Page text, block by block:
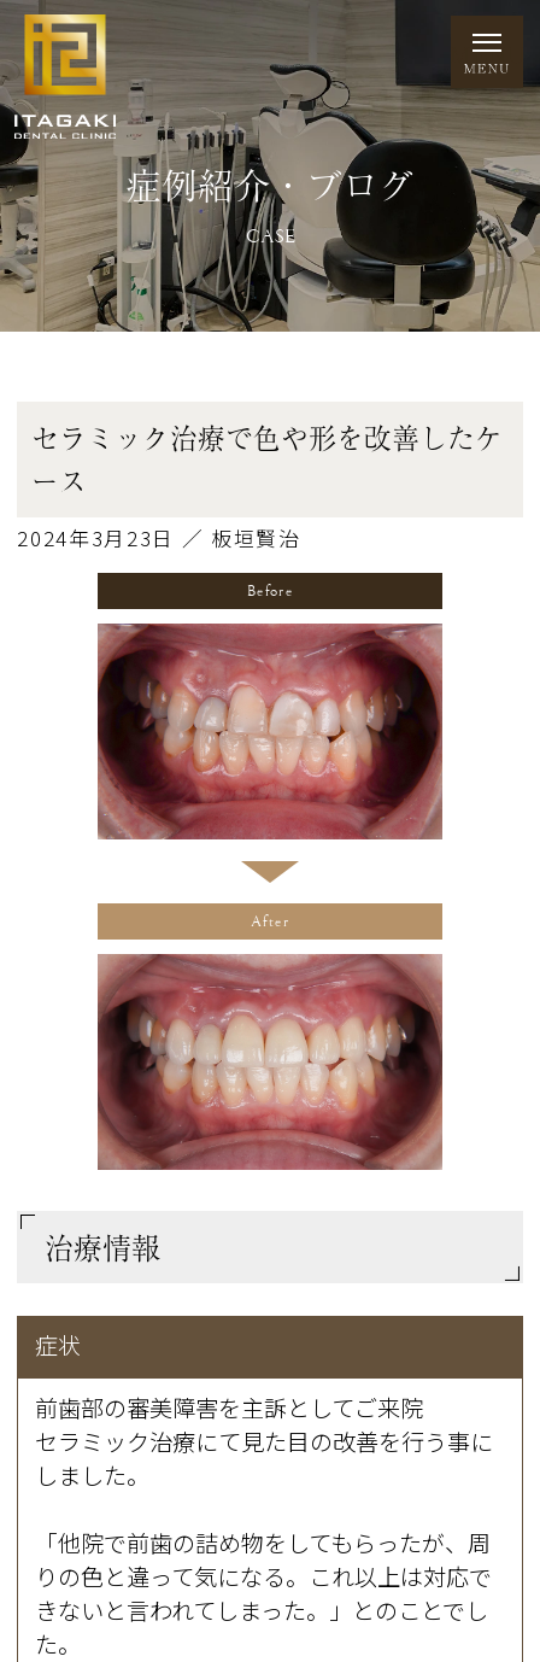
症例紹介・ブログ
CASE
セラミック治療で色や形を改善したケ
ース
2024年3月23日 ／ 板垣賢治
Before
After
治療情報
症状
前歯部の審美障害を主訴としてご来院
セラミック治療にて見た目の改善を行う事に
しました。
「他院で前歯の詰め物をしてもらったが、周
りの色と違って気になる。これ以上は対応で
きないと言われてしまった。」とのことでし
た。